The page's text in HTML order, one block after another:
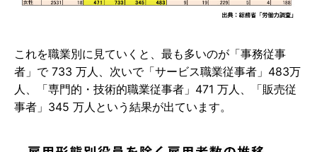
これを職業別に見ていくと、最も多いのが「事務従事
者」で 733 万人、次いで「サービス職業従事者」483万
人、「専門的・技術的職業従事者」471 万人、「販売従
事者」345 万人という結果が出ています。